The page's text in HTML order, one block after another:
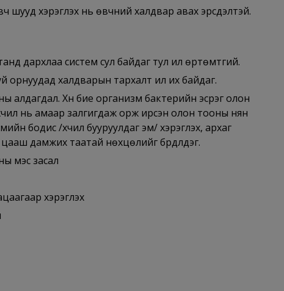
шууд хэрэглэх нь өвчний халдвар авах эрсдэлтэй.
дархлаа систем сул байдаг тул илүү өртөмтгий.
халдварын тархалт илүү их байдаг.
алдагдал. Хүн бие организм бактерийн эсрэг олон
нь амаар залгигдаж орж ирсэн олон тооны нян
бодис /хүчил бууруулдаг эм/ хэрэглэх, архаг
дамжих таатай нөхцөлийг бүрдүүлдэг.
мэс засал
хэрэглэх